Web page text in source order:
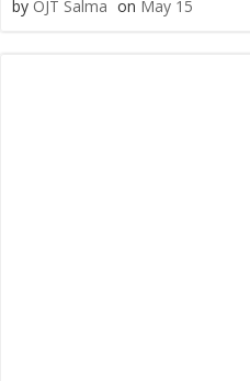
by OJT Salma on May 15